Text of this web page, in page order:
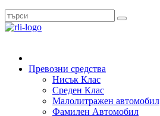
Превозни средства
Нисък Клас
Среден Клас
Малолитражен автомобил
Фамилен Автомобил